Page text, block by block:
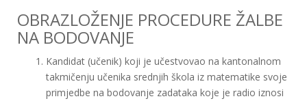
OBRAZLOŽENJE PROCEDURE ŽALBE
NA BODOVANJE
Kandidat (učenik) koji je učestvovao na kantonalnom
takmičenju učenika srednjih škola iz matematike svoje
primjedbe na bodovanje zadataka koje je radio iznosi